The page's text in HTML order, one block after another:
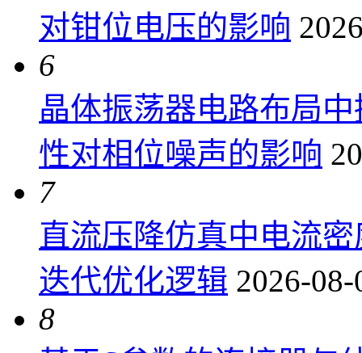
对钳位电压的影响
6
晶体振荡器电路布局
性对相位噪声的影响
7
直流压降仿真中电流
迭代优化逻辑 2026-
8